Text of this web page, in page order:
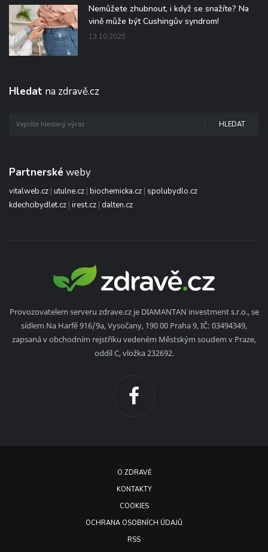
Nemůžete zhubnout, i když se snažíte? Na
vině může být Cushingův syndrom!
13.10.2025
Hledat na zdravě.cz
HLEDAT
Partnerské weby
vitalweb.cz | utulne.cz | biochemicka.cz | spolubydlo.cz
kdechcibydlet.cz | irest.cz | dalten.cz
Provozovatelem serveru zdrave.cz je DIAMANTAN investment s.r.o., se
sídlem Na Harfě 916/9a, Vysočany, 190 00 Praha 9, IČ: 03494349,
zapsaná v obchodním rejstříku vedeném Městským soudem v Praze,
oddíl C, vložka 232692.
O ZDRAVĚ
KONTAKTY
COOKIES
OCHRANA OSOBNÍCH ÚDAJŮ
RSS